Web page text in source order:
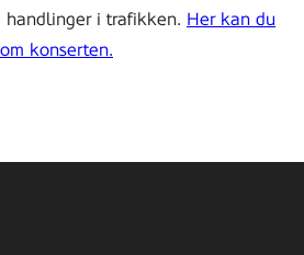
i trafikken. Her kan du
konserten.